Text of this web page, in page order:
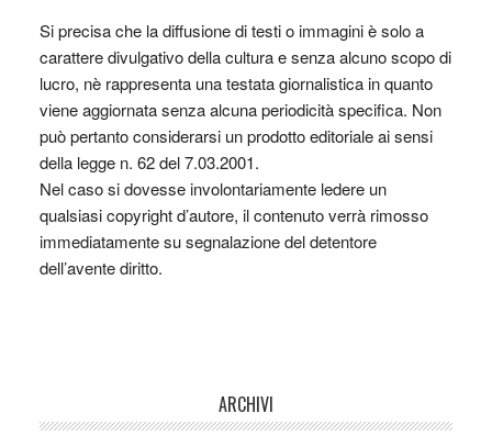
Si precisa che la diffusione di testi o immagini è solo a
carattere divulgativo della cultura e senza alcuno scopo di
lucro, nè rappresenta una testata giornalistica in quanto
viene aggiornata senza alcuna periodicità specifica. Non
può pertanto considerarsi un prodotto editoriale ai sensi
della legge n. 62 del 7.03.2001.
Nel caso si dovesse involontariamente ledere un
qualsiasi copyright d’autore, il contenuto verrà rimosso
immediatamente su segnalazione del detentore
dell’avente diritto.
ARCHIVI